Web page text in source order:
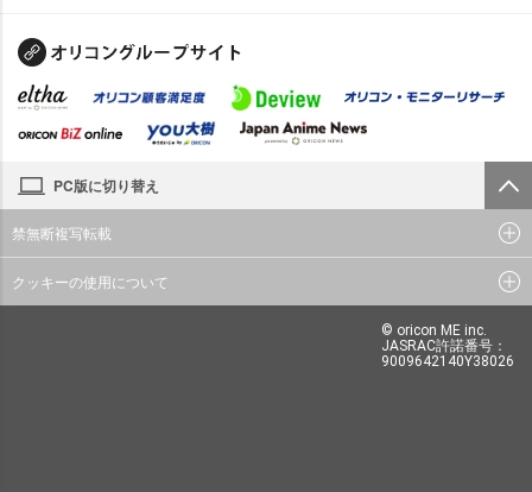
PC版に切り替え
禁無断複写転載
クッキーの使用について
© oricon ME inc.
JASRAC許諾番号：
9009642140Y38026